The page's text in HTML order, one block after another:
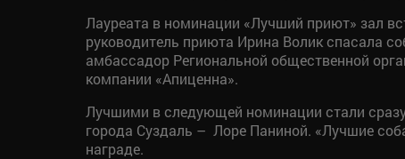
Лауреата в номинации «Лучший приют» зал
руководитель приюта Ирина Волик спасала
амбассадор Региональной общественной
компании «Апиценна».
Лучшими в следующей номинации стали сразу
города Суздаль – Лоре Паниной. «Лучшие
награде.